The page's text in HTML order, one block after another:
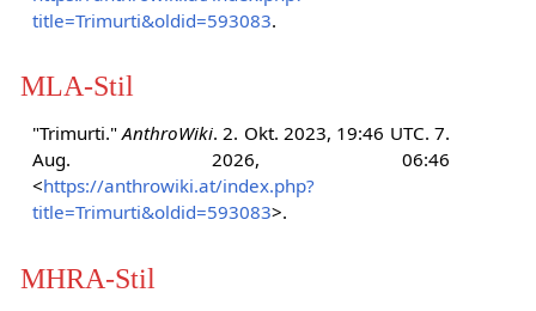
title=Trimurti&oldid=593083.
MLA-Stil
"Trimurti."AnthroWiki. 2. Okt. 2023, 19:46 UTC. 7.
Aug. 2026, 06:46
<https://anthrowiki.at/index.php?
title=Trimurti&oldid=593083>.
MHRA-Stil